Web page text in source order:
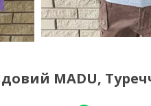
MADU,